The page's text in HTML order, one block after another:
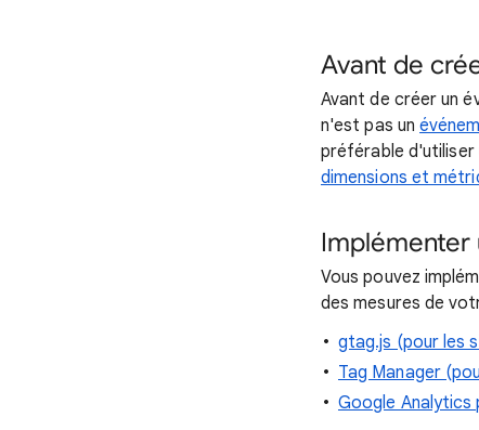
Avant de
Avant de créer un
n'est pas un
préférable d'utiliser
dimensions et
Implémenter
Vous pouvez
des mesures de
gtag.js (pour les
Tag Manager
Google Analytics